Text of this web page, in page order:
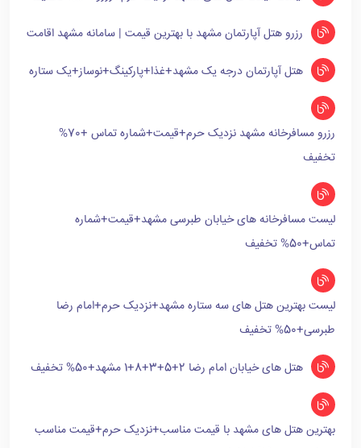
رزرو هتل آپارتمان مشهد با بهترین قیمت | سامانه مشهد اقامت
هتل آپارتمان درجه یک مشهد+غذا+پارکینگ+نوساز+یک ستاره
رزرو مسافرخانه مشهد نزدیک حرم+قیمت+شماره تماس +70%
تخفیف
لیست مسافرخانه های خیابان طبرسی مشهد+قیمت+شماره
تماس+50% تخفیف
لیست بهترین هتل های سه ستاره مشهد+نزدیک حرم+امام رضا
طبرسی+50% تخفیف
هتل های خیابان امام رضا 2+5+3+8+1 مشهد+50% تخفیف
بهترین هتل های مشهد با قیمت مناسب+نزدیک حرم+قیمت مناسب